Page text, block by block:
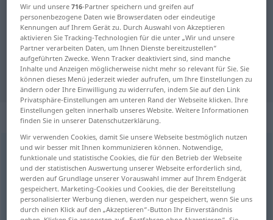
Tschechisch-Deutsch Wörterbuch cyklistka
Tschechisch-Deutsch Übersetzung
für "cyklistka"
"cyklistka" Deutsch Übersetzung
„cyklistka“: feminin
cyklistka f <-tek>
Übersicht aller Übersetzungen
(Für mehr Details die Übersetzung anklicken/antippen)
Radfahrerin
Wir und unsere716-Partner speichern und greifen auf
personenbezogene Daten wie Browserdaten oder eindeutige
Kennungen auf Ihrem Gerät zu. Durch Auswahl von Akzeptieren
aktivieren Sie Tracking-Technologien für die unter „Wir und unsere
Partner verarbeiten Daten, um Ihnen Dienste bereitzustellen“
aufgeführten Zwecke. Wenn Tracker deaktiviert sind, sind manche
Inhalte und Anzeigen möglicherweise nicht mehr so relevant für Sie. Sie
können dieses Menü jederzeit wieder aufrufen, um Ihre Einstellungen zu
ändern oder Ihre Einwilligung zu widerrufen, indem Sie auf den Link
Privatsphäre-Einstellungen am unteren Rand der Webseite klicken. Ihre
Einstellungen gelten innerhalb unseres Website. Weitere Informationen
finden Sie in unserer Datenschutzerklärung.
Wir verwenden Cookies, damit Sie unsere Webseite bestmöglich nutzen
und wir besser mit Ihnen kommunizieren können. Notwendige,
funktionale und statistische Cookies, die für den Betrieb der Webseite
und der statistischen Auswertung unserer Webseite erforderlich sind,
werden auf Grundlage unserer Vorauswahl immer auf Ihrem Endgerät
gespeichert. Marketing-Cookies und Cookies, die der Bereitstellung
personalisierter Werbung dienen, werden nur gespeichert, wenn Sie uns
durch einen Klick auf den „Akzeptieren“-Button Ihr Einverständnis